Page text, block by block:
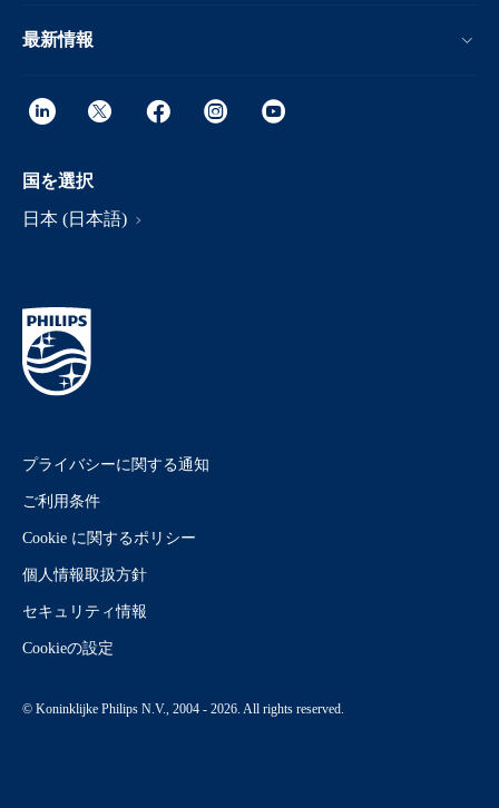
最新情報
国を選択
日本 (日本語)
プライバシーに関する通知
ご利用条件
Cookie に関するポリシー
個人情報取扱方針
セキュリティ情報
Cookieの設定
© Koninklijke Philips N.V., 2004 - 2026. All rights reserved.